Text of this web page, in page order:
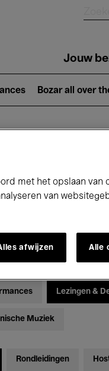
Jouw
Bozar all over
Lezingen &
Muziek
Rondleidingen
met het opslaan van
van
afwijzen Alle